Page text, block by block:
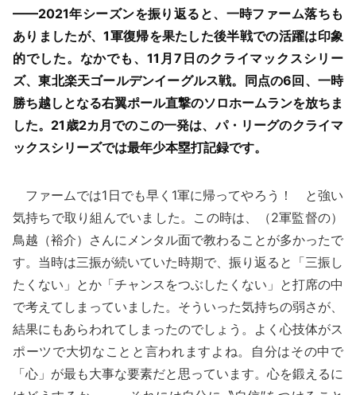
——2021年シーズンを振り返ると、一時ファーム落ちも
ありましたが、1軍復帰を果たした後半戦での活躍は印象
的でした。なかでも、11月7日のクライマックスシリー
ズ、東北楽天ゴールデンイーグルス戦。同点の6回、一時
勝ち越しとなる右翼ポール直撃のソロホームランを放ちま
した。21歳2カ月でのこの一発は、パ・リーグのクライマ
ックスシリーズでは最年少本塁打記録です。
ファームでは1日でも早く1軍に帰ってやろう！ と強い
気持ちで取り組んでいました。この時は、（2軍監督の）
鳥越（裕介）さんにメンタル面で教わることが多かったで
す。当時は三振が続いていた時期で、振り返ると「三振し
たくない」とか「チャンスをつぶしたくない」と打席の中
で考えてしまっていました。そういった気持ちの弱さが、
結果にもあらわれてしまったのでしょう。よく心技体がス
ポーツで大切なことと言われますよね。自分はその中で
「心」が最も大事な要素だと思っています。心を鍛えるに